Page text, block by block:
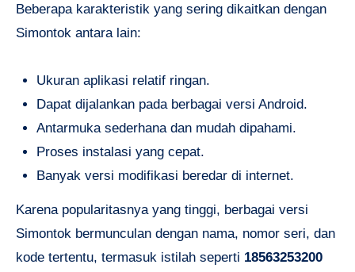
Beberapa karakteristik yang sering dikaitkan dengan
Simontok antara lain:
Ukuran aplikasi relatif ringan.
Dapat dijalankan pada berbagai versi Android.
Antarmuka sederhana dan mudah dipahami.
Proses instalasi yang cepat.
Banyak versi modifikasi beredar di internet.
Karena popularitasnya yang tinggi, berbagai versi
Simontok bermunculan dengan nama, nomor seri, dan
kode tertentu, termasuk istilah seperti 18563253200